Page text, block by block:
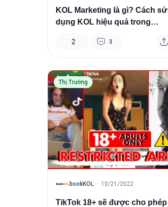
KOL Marketing là gì? Cách sử
dụng KOL hiệu quả trong
2 3
Thị Trường
B bookKOL · 10/21/2022
TikTok 18+ sẽ được cho phép